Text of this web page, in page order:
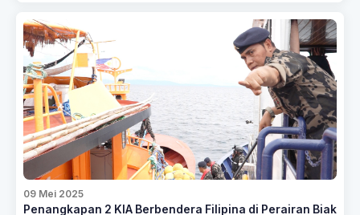
09 Mei 2025
Penangkapan 2 KIA Berbendera Filipina di Perairan Biak